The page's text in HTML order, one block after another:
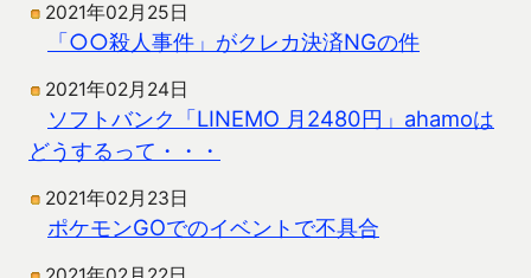
2021年02月25日
「○○殺人事件」がクレカ決済NGの件
2021年02月24日
ソフトバンク「LINEMO 月2480円」ahamoは
どうするって・・・
2021年02月23日
ポケモンGOでのイベントで不具合